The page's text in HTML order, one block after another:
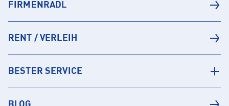
FIRMENRADL
RENT / VERLEIH
BESTER SERVICE